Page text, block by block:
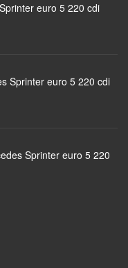
euro 5 220 cdi
Sprinter euro 5 220 cdi
Sprinter euro 5 220